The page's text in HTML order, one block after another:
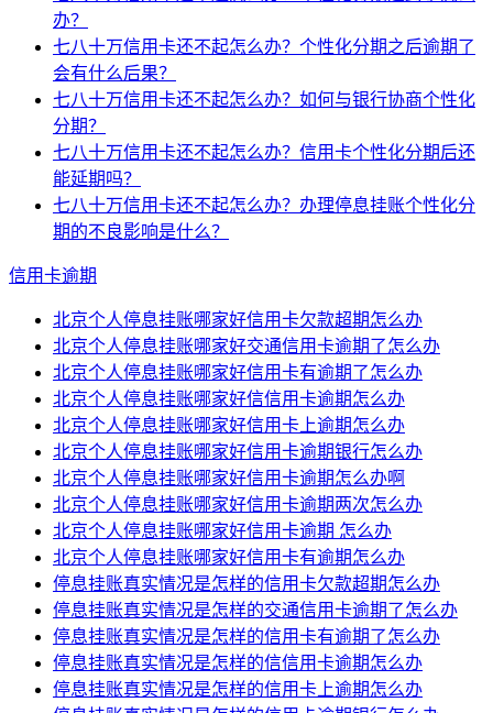
办？
七八十万信用卡还不起怎么办？个性化分期之后逾期了
会有什么后果？
七八十万信用卡还不起怎么办？如何与银行协商个性化
分期？
七八十万信用卡还不起怎么办？信用卡个性化分期后还
能延期吗？
七八十万信用卡还不起怎么办？办理停息挂账个性化分
期的不良影响是什么？
信用卡逾期
北京个人停息挂账哪家好信用卡欠款超期怎么办
北京个人停息挂账哪家好交通信用卡逾期了怎么办
北京个人停息挂账哪家好信用卡有逾期了怎么办
北京个人停息挂账哪家好信信用卡逾期怎么办
北京个人停息挂账哪家好信用卡上逾期怎么办
北京个人停息挂账哪家好信用卡逾期银行怎么办
北京个人停息挂账哪家好信用卡逾期怎么办啊
北京个人停息挂账哪家好信用卡逾期两次怎么办
北京个人停息挂账哪家好信用卡逾期 怎么办
北京个人停息挂账哪家好信用卡有逾期怎么办
停息挂账真实情况是怎样的信用卡欠款超期怎么办
停息挂账真实情况是怎样的交通信用卡逾期了怎么办
停息挂账真实情况是怎样的信用卡有逾期了怎么办
停息挂账真实情况是怎样的信信用卡逾期怎么办
停息挂账真实情况是怎样的信用卡上逾期怎么办